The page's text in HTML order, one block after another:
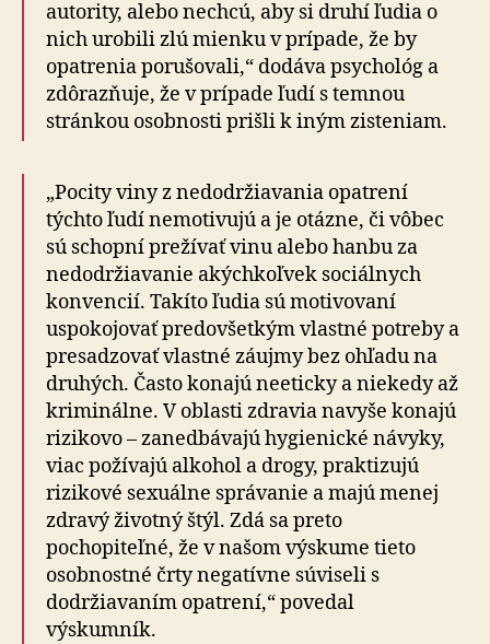
autority, alebo nechcú, aby si druhí ľudia o
nich urobili zlú mienku v prípade, že by
opatrenia porušovali,“ dodáva psychológ a
zdôrazňuje, že v prípade ľudí s temnou
stránkou osobnosti prišli k iným zisteniam.
„Pocity viny z nedodržiavania opatrení
týchto ľudí nemotivujú a je otázne, či vôbec
sú schopní prežívať vinu alebo hanbu za
nedodržiavanie akýchkoľvek sociálnych
konvencií. Takíto ľudia sú motivovaní
uspokojovať predovšetkým vlastné potreby a
presadzovať vlastné záujmy bez ohľadu na
druhých. Často konajú neeticky a niekedy až
kriminálne. V oblasti zdravia navyše konajú
rizikovo – zanedbávajú hygienické návyky,
viac požívajú alkohol a drogy, praktizujú
rizikové sexuálne správanie a majú menej
zdravý životný štýl. Zdá sa preto
pochopiteľné, že v našom výskume tieto
osobnostné črty negatívne súviseli s
dodržiavaním opatrení,“ povedal
výskumník.